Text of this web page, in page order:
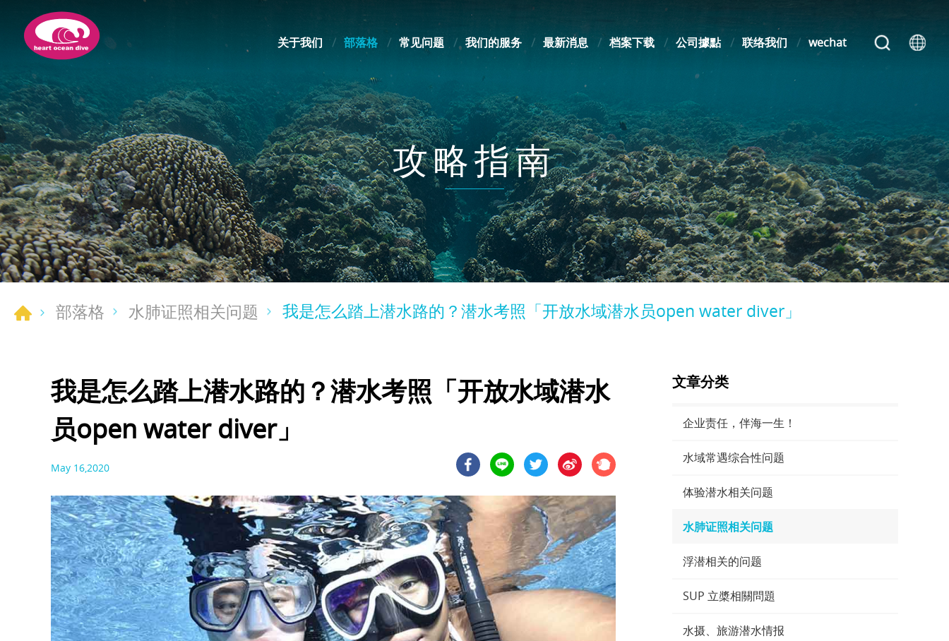
关于我们 部落格 常见问题 我们的服务 最新消息 档案下载 公司據點 联络我们 wechat
攻略指南
部落格 水肺证照相关问题 我是怎么踏上潜水路的？潜水考照「开放水域潜水员open water diver」
我是怎么踏上潜水路的？潜水考照「开放水域潜水
员open water diver」
May 16,2020
文章分类
企业责任，伴海一生！
水域常遇综合性问题
体验潜水相关问题
水肺证照相关问题
浮潜相关的问题
SUP 立槳相關問題
水摄、旅游潜水情报